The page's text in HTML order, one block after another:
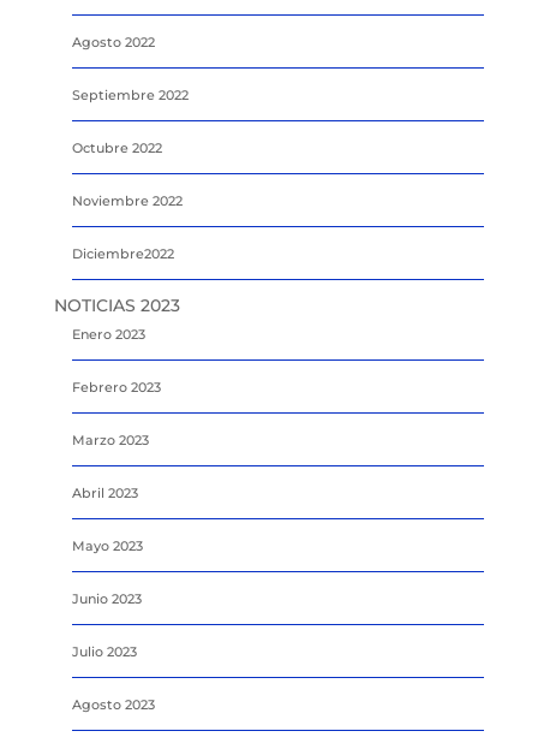
Agosto 2022
Septiembre 2022
Octubre 2022
Noviembre 2022
Diciembre2022
NOTICIAS 2023
Enero 2023
Febrero 2023
Marzo 2023
Abril 2023
Mayo 2023
Junio 2023
Julio 2023
Agosto 2023